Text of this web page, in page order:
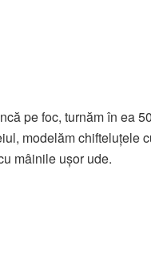
pe foc, turnăm în ea
modelăm chifteluțele
mâinile ușor ude.